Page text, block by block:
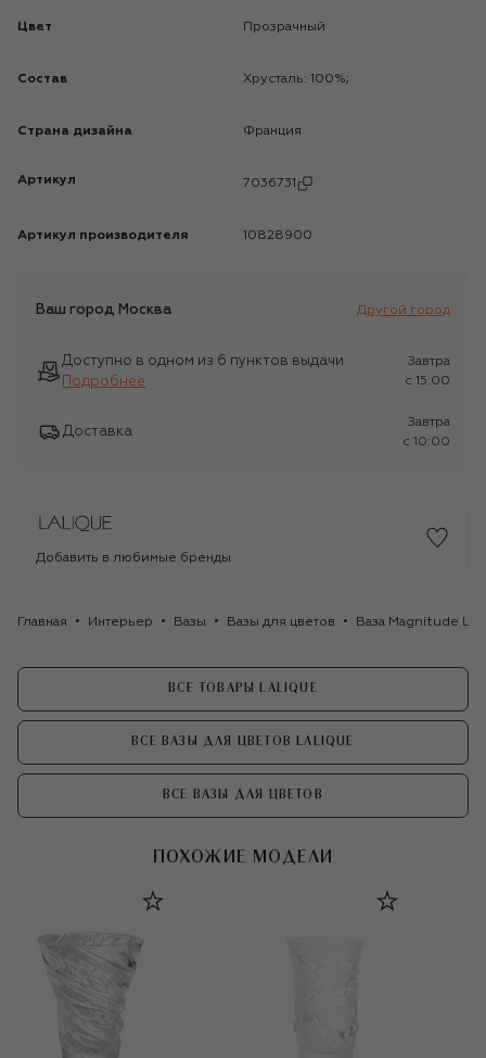
Цвет Прозрачный
Состав Хрусталь: 100%;
Страна дизайна Франция
Артикул 7036731
Артикул производителя 10828900
Ваш город Москва Другой город
Доступно в одном из 6 пунктов выдачи
Подробнее
Завтра
c 15:00
Доставка
Завтра
c 10:00
Добавить в любимые бренды
Главная Интерьер Вазы Вазы для цветов Ваза Magnitude
ВСЕ ТОВАРЫ LALIQUE
ВСЕ ВАЗЫ ДЛЯ ЦВЕТОВ LALIQUE
ВСЕ ВАЗЫ ДЛЯ ЦВЕТОВ
ПОХОЖИЕ МОДЕЛИ